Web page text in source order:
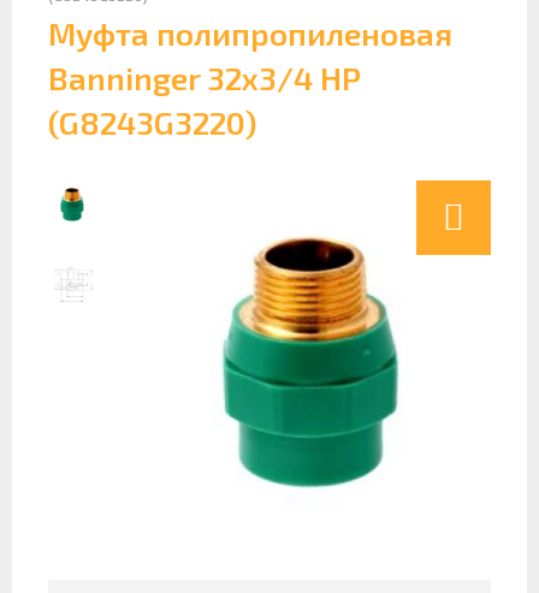
Муфта полипропиленовая
Banninger 32х3/4 НР
(G8243G3220)